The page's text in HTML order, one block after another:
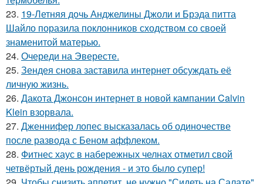
23. 19-Летняя дочь Анджелины Джоли и Брэда питта
Шайло поразила поклонников сходством со своей
знаменитой матерью.
24. Очереди на Эвересте.
25. Зендея снова заставила интернет обсуждать её
личную жизнь.
26. Дакота Джонсон интернет в новой кампании Calvin
Klein взорвала.
27. Дженнифер лопес высказалась об одиночестве
после развода с Беном аффлеком.
28. Фитнес хаус в набережных челнах отметил свой
четвёртый день рождения - и это было супер!